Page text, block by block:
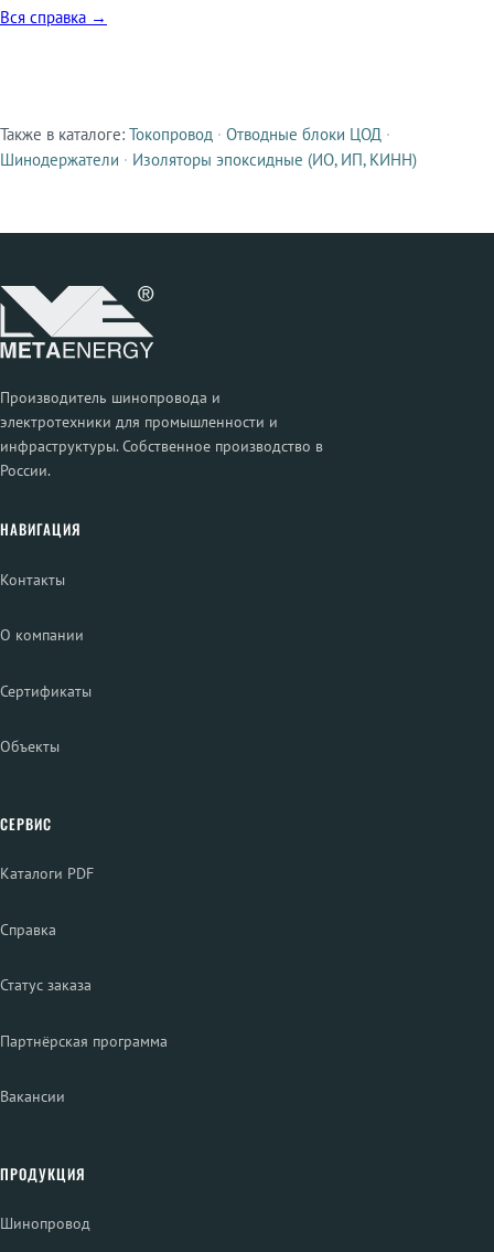
Вся справка →
Смежные продукты
Также в каталоге: Токопровод · Отводные блоки ЦОД ·
Шинодержатели · Изоляторы эпоксидные (ИО, ИП, КИНН)
Производитель шинопровода и
электротехники для промышленности и
инфраструктуры. Собственное производство в
России.
НАВИГАЦИЯ
Контакты
О компании
Сертификаты
Объекты
СЕРВИС
Каталоги PDF
Справка
Статус заказа
Партнёрская программа
Вакансии
ПРОДУКЦИЯ
Шинопровод